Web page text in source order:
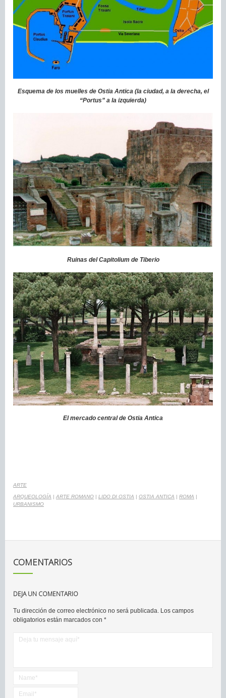
Esquema de los muelles de Ostia Antica (la ciudad, a la derecha, el
“Portus” a la izquierda)
Ruinas del Capitolium de Tiberio
El mercado central de Ostia Antica
ARTE
ARQUEOLOGÍA | ARTE ROMANO | LIDO DI OSTIA | OSTIA ANTICA | ROMA |
URBANISMO
COMENTARIOS
DEJA UN COMENTARIO
Tu dirección de correo electrónico no será publicada. Los campos
obligatorios están marcados con *